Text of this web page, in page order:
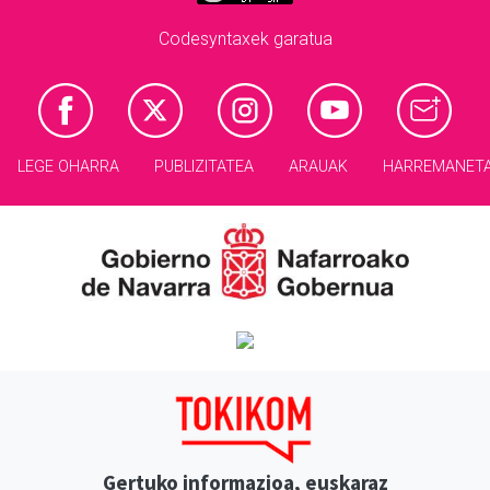
Codesyntaxek garatua
LEGE OHARRA PUBLIZITATEA ARAUAK
Gertuko informazioa, euskaraz